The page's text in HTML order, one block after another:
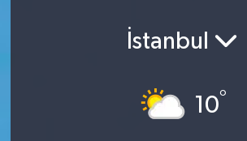
İstanbul
10°